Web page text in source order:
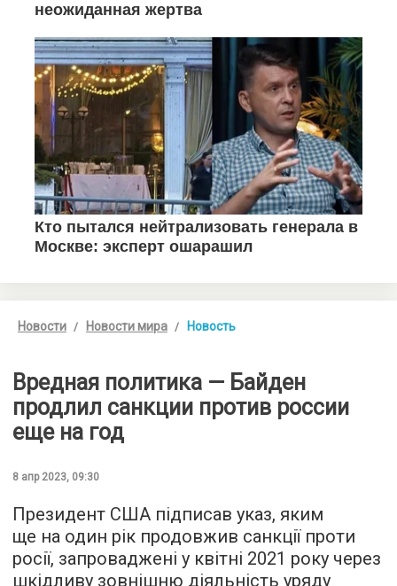
Новости Новости мира Новость
Вредная политика — Байден
продлил санкции против россии
еще на год
8 апр 2023, 09:30
Президент США підписав указ, яким
ще на один рік продовжив санкції проти
росії, запроваджені у квітні 2021 року через
шкідливу зовнішню діяльність уряду